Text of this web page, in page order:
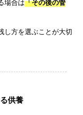
し方を選ぶことが大切
供養